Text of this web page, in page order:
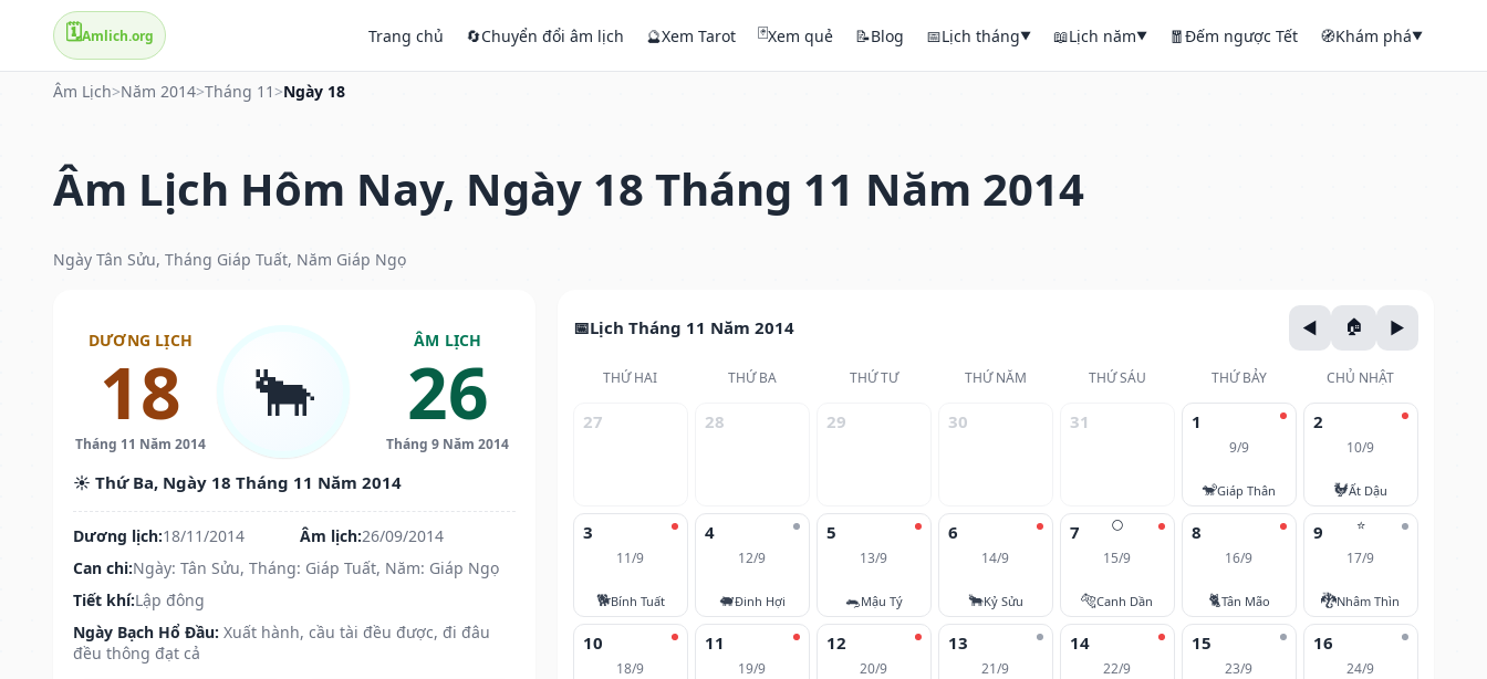
🗓️Amlich.org Trang chủ 🔄Chuyển đổi âm lịch 🔮Xem Tarot 🃏Xem quẻ 📝Blog 📅Lịch tháng▼ 📖Lịch năm▼ 🧧Đếm ngược Tết 🧭Khám phá▼
Âm Lịch>Năm 2014>Tháng 11 >Ngày 18
Âm Lịch Hôm Nay, Ngày 18 Tháng 11 Năm 2014
Ngày Tân Sửu, Tháng Giáp Tuất, Năm Giáp Ngọ
DƯƠNG LỊCH
18
Tháng 11 Năm 2014
🐂
ÂM LỊCH
26
Tháng 9 Năm 2014
☀️ Thứ Ba, Ngày 18 Tháng 11 Năm 2014
Dương lịch:18/11/2014 Âm lịch:26/09/2014
Can chi:Ngày: Tân Sửu, Tháng: Giáp Tuất, Năm: Giáp Ngọ
Tiết khí:Lập đông
Ngày Bạch Hổ Đầu: Xuất hành, cầu tài đều được, đi đâu
đều thông đạt cả
Lịch Tháng 11 Năm 2014
THỨ HAI THỨ BA THỨ TƯ THỨ NĂM THỨ SÁU THỨ BẢY CHỦ NHẬT
27 28 29 30 31 1
9/9
🐒Giáp Thân
2
10/9
🐓Ất Dậu
3
11/9
🐕Bính Tuất
4
12/9
🐖Đinh Hợi
5
13/9
🐀Mậu Tý
6
14/9
🐂Kỷ Sửu
🌕
7
15/9
🐅Canh Dần
8
16/9
🐈Tân Mão
⭐
9
17/9
🐉Nhâm Thìn
10
18/9
11
19/9
12
20/9
13
21/9
14
22/9
15
23/9
16
24/9